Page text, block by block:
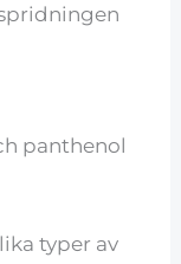
panthenol
typer av